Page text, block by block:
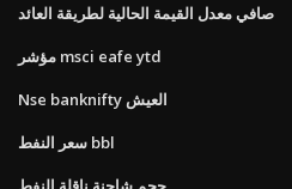
صافي معدل القيمة الحالية لطريقة العائد
مؤشر msci eafe ytd
Nse banknifty العيش
سعر النفط bbl